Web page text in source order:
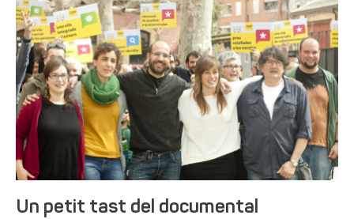
Un petit tast del documental